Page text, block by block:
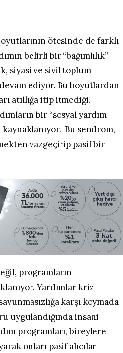
ötesinde de farklı
belirli bir “bağımlılık”
siyasi ve sivil toplum
ediyor. Bu boyutlardan
atıllığa itip itmediği.
bir “sosyal yardım
Bu sendrom,
vazgeçirip pasif bir
programların
Yardımlar kriz
karşı koymada
uygulandığında insani
programları, bireylere
onları pasif alıcılar